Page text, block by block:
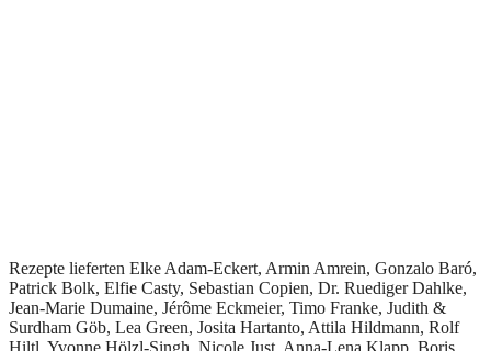
Rezepte lieferten Elke Adam-Eckert, Armin Amrein, Gonzalo Baró,
Patrick Bolk, Elfie Casty, Sebastian Copien, Dr. Ruediger Dahlke,
Jean-Marie Dumaine, Jérôme Eckmeier, Timo Franke, Judith &
Surdham Göb, Lea Green, Josita Hartanto, Attila Hildmann, Rolf
Hiltl, Yvonne Hölzl-Singh, Nicole Just, Anna-Lena Klapp, Boris